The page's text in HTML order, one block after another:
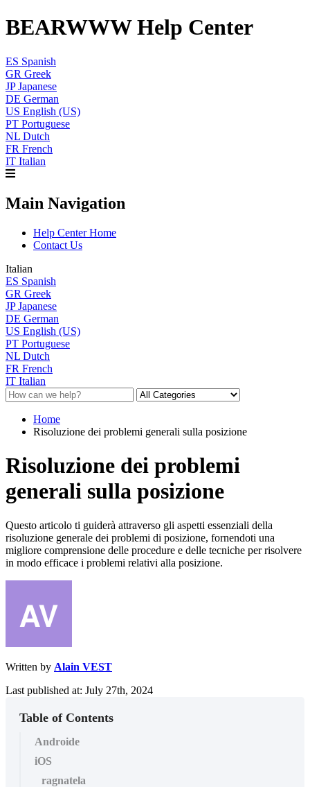
BEARWWW Help Center
ES Spanish
GR Greek
JP Japanese
DE German
US English (US)
PT Portuguese
NL Dutch
FR French
IT Italian
Main Navigation
Help Center Home
Contact Us
Italian
ES Spanish
GR Greek
JP Japanese
DE German
US English (US)
PT Portuguese
NL Dutch
FR French
IT Italian
Home
Risoluzione dei problemi generali sulla posizione
Risoluzione dei problemi
generali sulla posizione
Questo articolo ti guiderà attraverso gli aspetti essenziali della
risoluzione generale dei problemi di posizione, fornendoti una
migliore comprensione delle procedure e delle tecniche per risolvere
in modo efficace i problemi relativi alla posizione.
Written by Alain VEST
Last published at: July 27th, 2024
Table of Contents
Androide
iOS
ragnatela